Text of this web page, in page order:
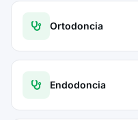
Ortodoncia
Endodoncia